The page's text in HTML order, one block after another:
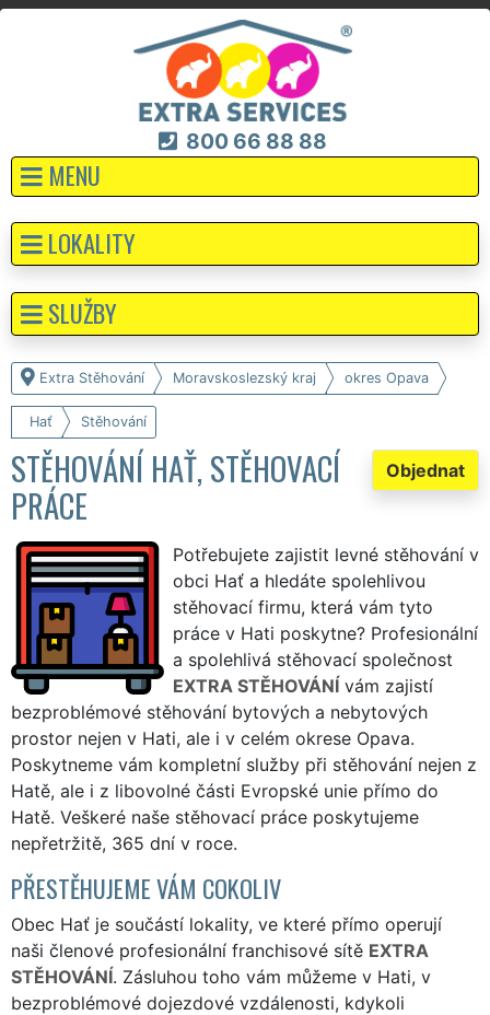
800 66 88 88
MENU
Extra Stěhování Moravskoslezský kraj okres Opava
Hať Stěhování
Objednat
STĚHOVÁNÍ HAŤ, STĚHOVACÍ
PRÁCE
Potřebujete zajistit levné stěhování v
obci Hať a hledáte spolehlivou
stěhovací firmu, která vám tyto
práce v Hati poskytne? Profesionální
a spolehlivá stěhovací společnost
EXTRA STĚHOVÁNÍ vám zajistí
bezproblémové stěhování bytových a nebytových
prostor nejen v Hati, ale i v celém okrese Opava.
Poskytneme vám kompletní služby při stěhování nejen z
Hatě, ale i z libovolné části Evropské unie přímo do
Hatě. Veškeré naše stěhovací práce poskytujeme
nepřetržitě, 365 dní v roce.
PŘESTĚHUJEME VÁM COKOLIV
Obec Hať je součástí lokality, ve které přímo operují
naši členové profesionální franchisové sítě EXTRA
STĚHOVÁNÍ. Zásluhou toho vám můžeme v Hati, v
bezproblémové dojezdové vzdálenosti, kdykoli
LOKALITY
SLUŽBY